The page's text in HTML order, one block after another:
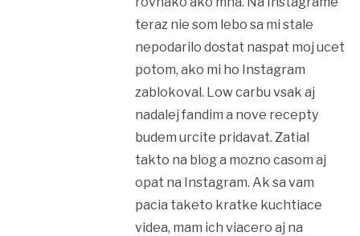
teraz nie som lebo sa mi stale
nepodarilo dostat naspat moj ucet
potom, ako mi ho Instagram
zablokoval. Low carbu vsak aj
nadalej fandim a nove recepty
budem urcite pridavat. Zatial
takto na blog a mozno casom aj
opat na Instagram. Ak sa vam
pacia taketo kratke kuchtiace
videa, mam ich viacero aj na